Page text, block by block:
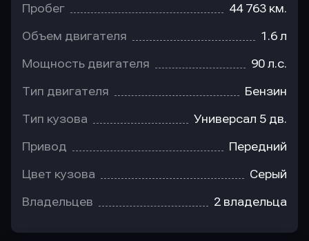
Пробег 44 763 км.
Объем двигателя 1.6 л
Мощность двигателя 90 л.с.
Тип двигателя Бензин
Тип кузова Универсал 5 дв.
Привод Передний
Цвет кузова Серый
Владельцев 2 владельца